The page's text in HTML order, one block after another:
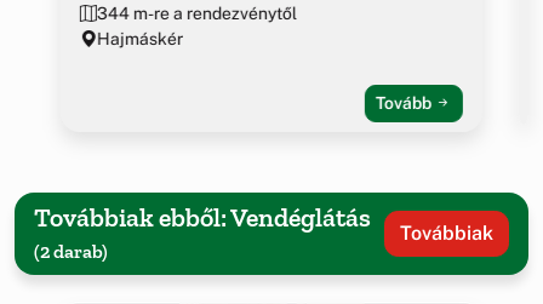
344 m-re a rendezvénytől
Hajmáskér
Tovább
Továbbiak ebből: Vendéglátás
(2 darab)
Továbbiak